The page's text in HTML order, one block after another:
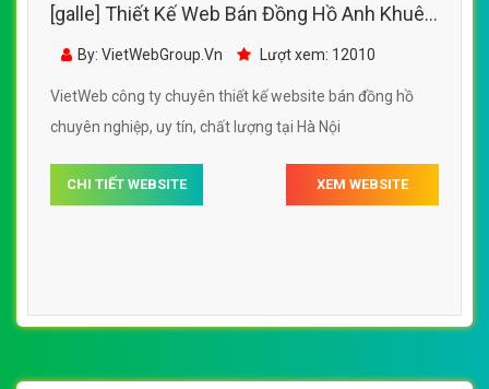
[galle] Thiết Kế Web Bán Đồng Hồ Anh Khuê
Sài Gòn đẹp SEO nhanh hiệu quả
By: VietWebGroup.Vn Lượt xem: 12010
VietWeb công ty chuyên thiết kế website bán đồng hồ
chuyên nghiệp, uy tín, chất lượng tại Hà Nội
CHI TIẾT WEBSITE XEM WEBSITE